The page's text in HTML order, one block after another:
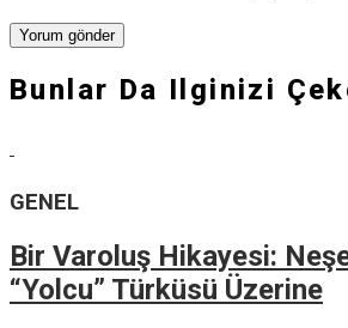
Bunlar Da Ilginizi
GENEL
Bir Varoluş Hikayesi:
“Yolcu” Türküsü Üzerine